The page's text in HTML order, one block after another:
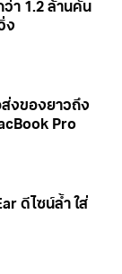
ว่า 1.2 ล้านคัน
ง
ส่งของยาวถึง
Pro
ดีไซน์ล้ำ ใส่